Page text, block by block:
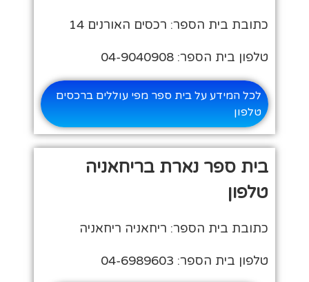
כתובת בית הספר: רכסים האורנים 14
טלפון בית הספר: 04-9040908
לכל המידע על בית ספר מפי עוללים ברכסים
טלפון
בית ספר נארת בריחאניה
טלפון
כתובת בית הספר: ריחאניה ריחאניה
טלפון בית הספר: 04-6989603